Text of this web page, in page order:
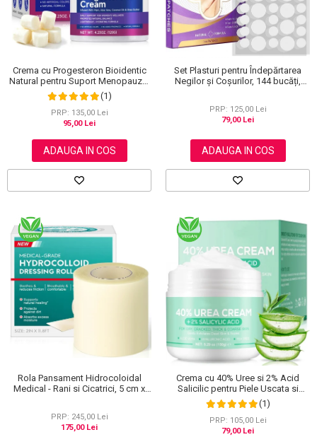
Crema cu Progesteron Bioidentic
Natural pentru Suport Menopauza,
Menstruatie si Echilibru Hormonal,
120 g
(1)
PRP: 135,00 Lei
95,00 Lei
ADAUGA IN COS
Set Plasturi pentru Îndepărtarea
Negilor și Coșurilor, 144 bucăți,
PRP: 125,00 Lei
79,00 Lei
ADAUGA IN COS
Rola Pansament Hidrocoloidal
Medical - Rani si Cicatrici, 5 cm x
PRP: 245,00 Lei
175,00 Lei
Crema cu 40% Uree si 2% Acid
Salicilic pentru Piele Uscata si
Crapata – Ingrijire Picioare si Maini,
150 g
(1)
PRP: 105,00 Lei
79,00 Lei